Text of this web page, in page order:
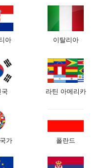
329000₩
높이 조절이 가능합니다.
다.
베스트셀러 베개의 새롭
수면 시 생기는 주름과 압박을
아 이탈리아
라틴 아메리카
가 폴란드